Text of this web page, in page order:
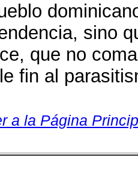
sino
que no
fin al
a la Página